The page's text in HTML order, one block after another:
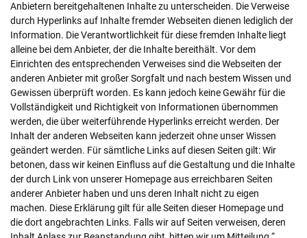
Anbietern bereitgehaltenen Inhalte zu unterscheiden. Die Verweise
durch Hyperlinks auf Inhalte fremder Webseiten dienen lediglich der
Information. Die Verantwortlichkeit für diese fremden Inhalte liegt
alleine bei dem Anbieter, der die Inhalte bereithält. Vor dem
Einrichten des entsprechenden Verweises sind die Webseiten der
anderen Anbieter mit großer Sorgfalt und nach bestem Wissen und
Gewissen überprüft worden. Es kann jedoch keine Gewähr für die
Vollständigkeit und Richtigkeit von Informationen übernommen
werden, die über weiterführende Hyperlinks erreicht werden. Der
Inhalt der anderen Webseiten kann jederzeit ohne unser Wissen
geändert werden. Für sämtliche Links auf diesen Seiten gilt: Wir
betonen, dass wir keinen Einfluss auf die Gestaltung und die Inhalte
der durch Link von unserer Homepage aus erreichbaren Seiten
anderer Anbieter haben und uns deren Inhalt nicht zu eigen
machen. Diese Erklärung gilt für alle Seiten dieser Homepage und
die dort angebrachten Links. Falls wir auf Seiten verweisen, deren